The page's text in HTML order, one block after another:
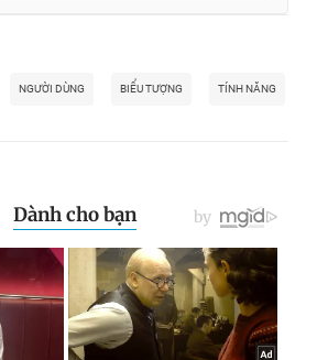
NGƯỜI DÙNG BIỂU TƯỢNG TÍNH NĂNG